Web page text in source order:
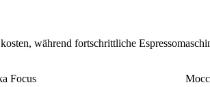
während fortschrittliche
Focus